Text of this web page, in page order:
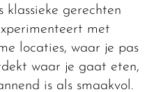
klassieke gerechten
met
locaties, waar je pas
waar je gaat eten,
is als smaakvol.